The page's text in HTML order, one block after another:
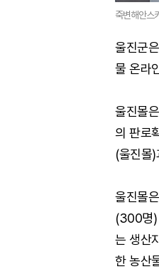
죽변해안스
울진군
물 온라
울진몰
의 판로
(울진몰
울진몰
(300명)
는 생산
한 농산